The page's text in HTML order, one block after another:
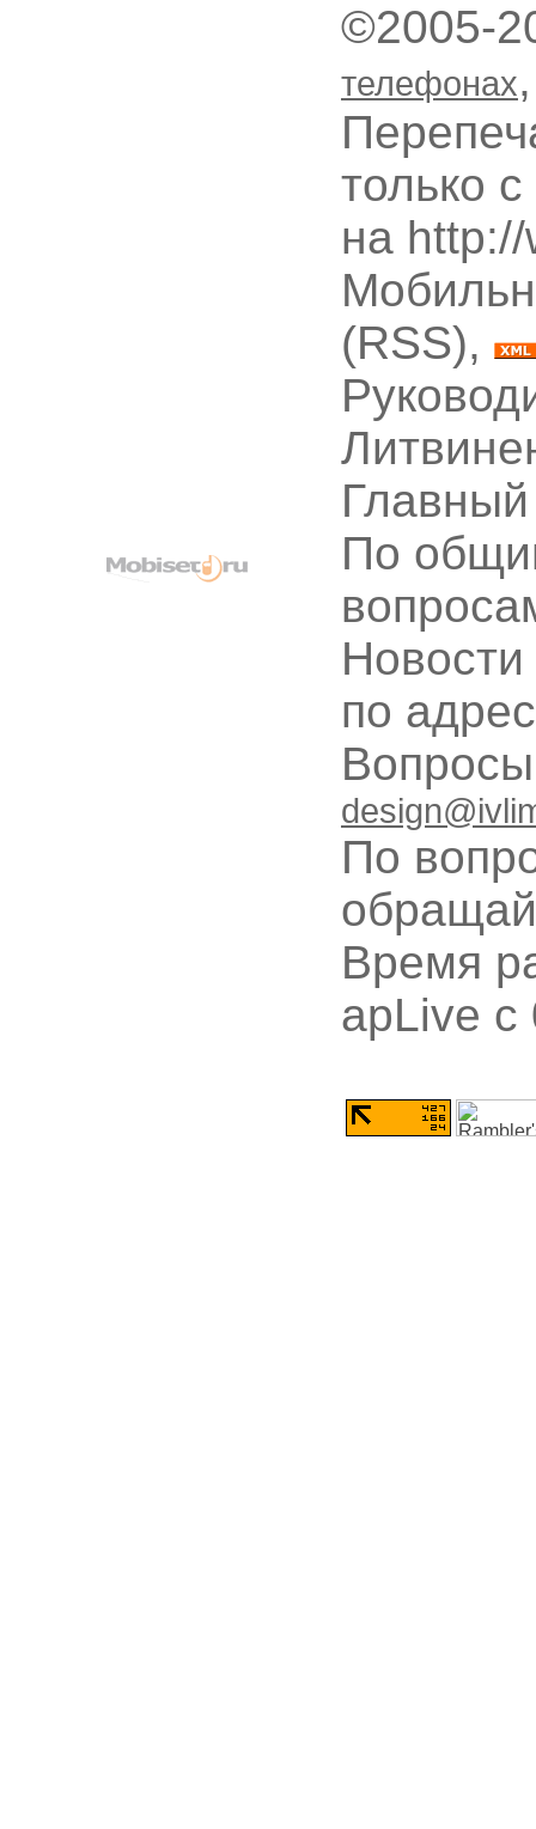
©2005-
телефонах
только
на
(RSS),
По
по
По
Время
apLive c